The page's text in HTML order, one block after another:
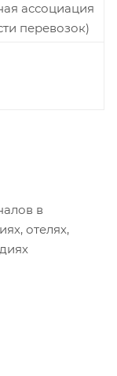
ассоциация
перевозок)
в
отелях,